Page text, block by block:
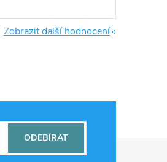
Zobrazit další hodnocení
ODEBÍRAT